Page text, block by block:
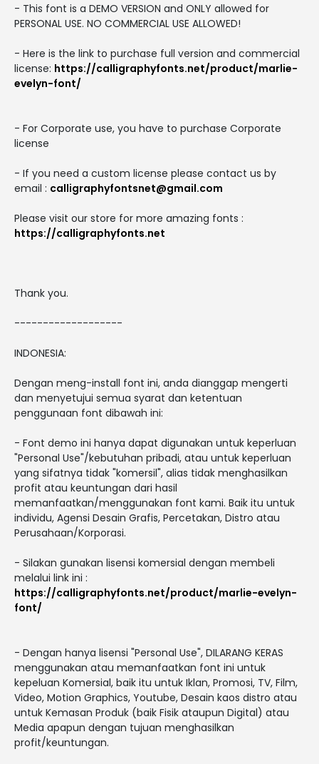
- This font is a DEMO VERSION and ONLY allowed for
PERSONAL USE. NO COMMERCIAL USE ALLOWED!
- Here is the link to purchase full version and commercial
license: https://calligraphyfonts.net/product/marlie-
evelyn-font/
- For Corporate use, you have to purchase Corporate
license
- If you need a custom license please contact us by
email : calligraphyfontsnet@gmail.com
Please visit our store for more amazing fonts :
https://calligraphyfonts.net
Thank you.
-------------------
INDONESIA:
Dengan meng-install font ini, anda dianggap mengerti
dan menyetujui semua syarat dan ketentuan
penggunaan font dibawah ini:
- Font demo ini hanya dapat digunakan untuk keperluan
"Personal Use"/kebutuhan pribadi, atau untuk keperluan
yang sifatnya tidak "komersil", alias tidak menghasilkan
profit atau keuntungan dari hasil
memanfaatkan/menggunakan font kami. Baik itu untuk
individu, Agensi Desain Grafis, Percetakan, Distro atau
Perusahaan/Korporasi.
- Silakan gunakan lisensi komersial dengan membeli
melalui link ini :
https://calligraphyfonts.net/product/marlie-evelyn-
font/
- Dengan hanya lisensi "Personal Use", DILARANG KERAS
menggunakan atau memanfaatkan font ini untuk
kepeluan Komersial, baik itu untuk Iklan, Promosi, TV, Film,
Video, Motion Graphics, Youtube, Desain kaos distro atau
untuk Kemasan Produk (baik Fisik ataupun Digital) atau
Media apapun dengan tujuan menghasilkan
profit/keuntungan.